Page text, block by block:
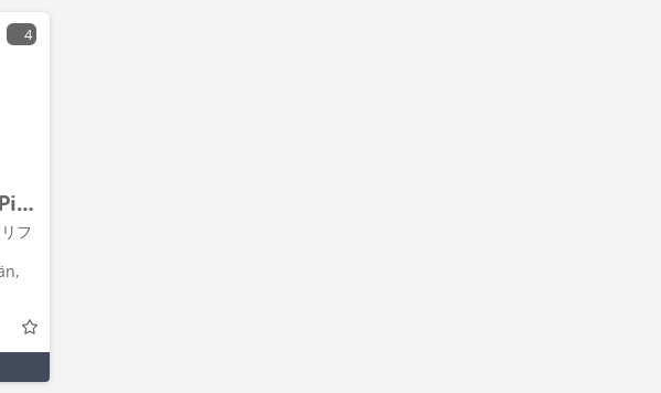
4
Silverstone ESPi1227 1200 kg 2700 mm HYR-KÖP
フ